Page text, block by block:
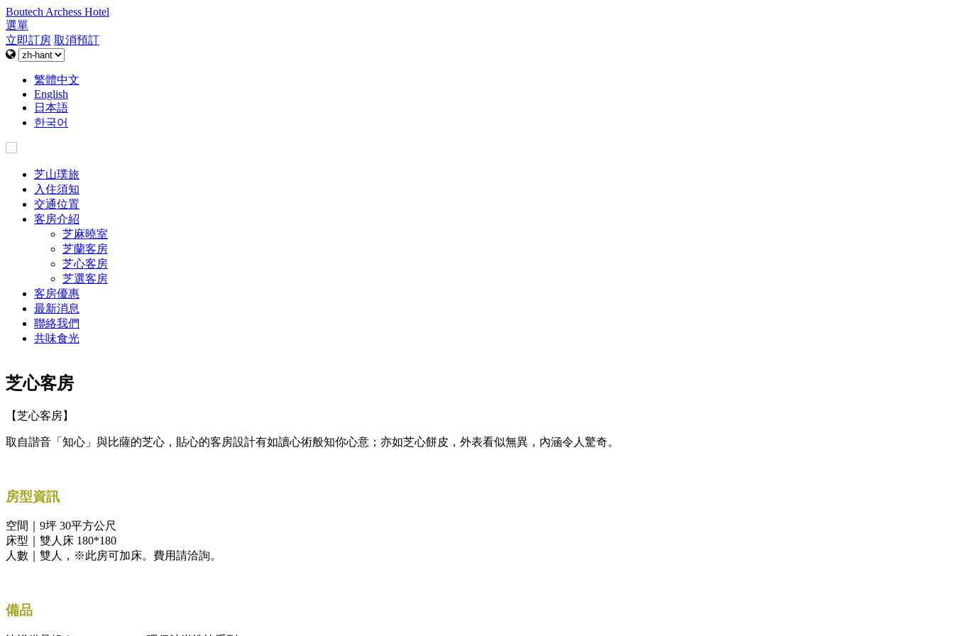
Boutech Archess Hotel
選單
立即訂房 取消預訂
繁體中文
English
日本語
한국어
芝山璞旅
入住須知
交通位置
客房介紹
芝麻曉室
芝蘭客房
芝心客房
芝選客房
客房優惠
最新消息
聯絡我們
共味食光
芝心客房
【芝心客房】
取自諧音「知心」與比薩的芝心，貼心的客房設計有如讀心術般知你心意；亦如芝心餅皮，外表看似無異，內涵令人驚奇。
房型資訊
空間｜9坪 30平方公尺
床型｜雙人床 180*180
人數｜雙人，※此房可加床。費用請洽詢。
備品